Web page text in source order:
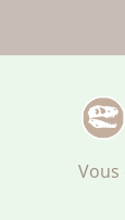
Vous